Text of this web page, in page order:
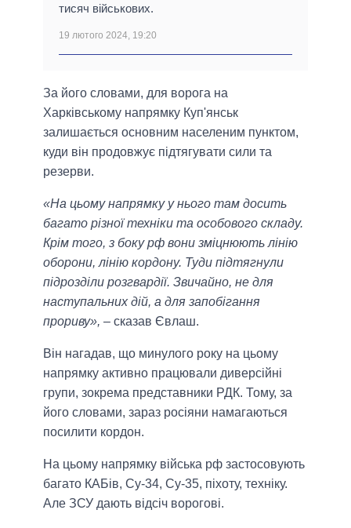
тисяч військових.
19 лютого 2024, 19:20
За його словами, для ворога на
Харківському напрямку Куп'янськ
залишається основним населеним пунктом,
куди він продовжує підтягувати сили та
резерви.
«На цьому напрямку у нього там досить
багато різної техніки та особового складу.
Крім того, з боку рф вони зміцнюють лінію
оборони, лінію кордону. Туди підтягнули
підрозділи розгвардії. Звичайно, не для
наступальних дій, а для запобігання
прориву», – сказав Євлаш.
Він нагадав, що минулого року на цьому
напрямку активно працювали диверсійні
групи, зокрема представники РДК. Тому, за
його словами, зараз росіяни намагаються
посилити кордон.
На цьому напрямку війська рф застосовують
багато КАБів, Су-34, Су-35, піхоту, техніку.
Але ЗСУ дають відсіч ворогові.